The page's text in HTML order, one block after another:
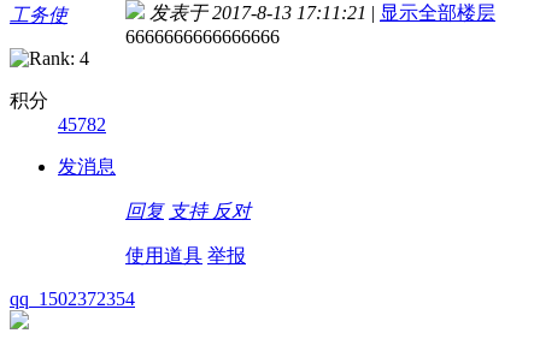
工务使
积分
45782
发消息
发表于 2017-8-13 17:11:21 | 显示全部楼层
6666666666666666
回复 支持 反对
使用道具 举报
qq_1502372354